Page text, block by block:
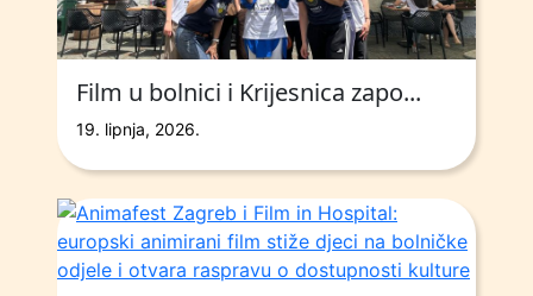
Film u bolnici i Krijesnica zapo...
19. lipnja, 2026.